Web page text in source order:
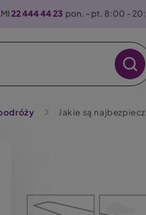
22 444 44 23 pon. - pt. 8:00 -
Jakie są